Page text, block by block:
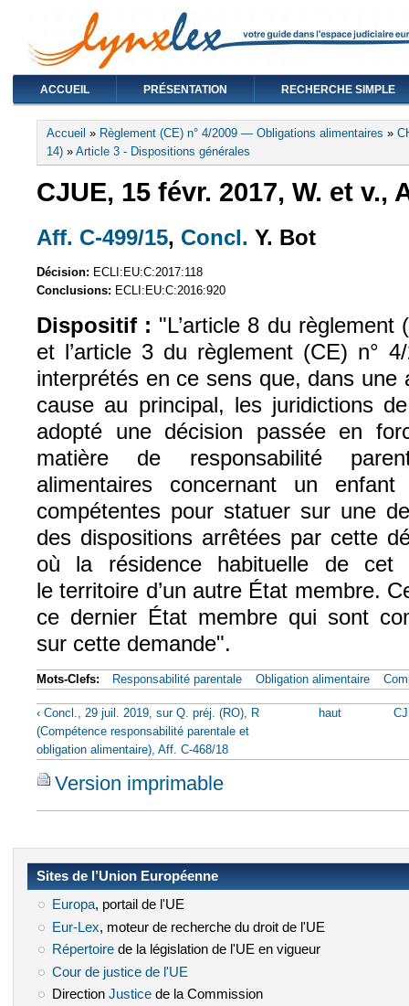
ACCUEIL PRÉSENTATION RECHERCHE SIMPLE
Vous êtes ici
Accueil » Règlement (CE) n° 4/2009 — Obligations alimentaires »
14) » Article 3 - Dispositions générales
CJUE, 15 févr. 2017, W. et v.,
Aff. C-499/15 (le lien est externe)
, Concl. (le lien est externe)
Y. Bot
Décision: ECLI:EU:C:2017:118
Conclusions: ECLI:EU:C:2016:920
Dispositif : "L’article 8 du règlement
et l’article 3 du règlement (CE) n°
interprétés en ce sens que, dans une
cause au principal, les juridictions
adopté une décision passée en
matière de responsabilité
alimentaires concernant un
compétentes pour statuer sur une
des dispositions arrêtées par cette
où la résidence habituelle de
le territoire d’un autre État membre.
ce dernier État membre qui sont
sur cette demande".
Mots-Clefs: Responsabilité parentale Obligation alimentaire
‹ Concl., 29 juil. 2019, sur Q. préj. (RO), R
(Compétence responsabilité parentale et
obligation alimentaire), Aff. C-468/18
haut
Version imprimable
Sites de l’Union Européenne
Europa(le lien est externe)
, portail de l'UE
Eur-Lex (le lien est externe)
, moteur de recherche du droit de l'UE
Répertoire(le lien est externe)
de la législation de l'UE en vigueur
Cour de justice de l'UE
Direction Justice(le lien est externe)
de la Commission